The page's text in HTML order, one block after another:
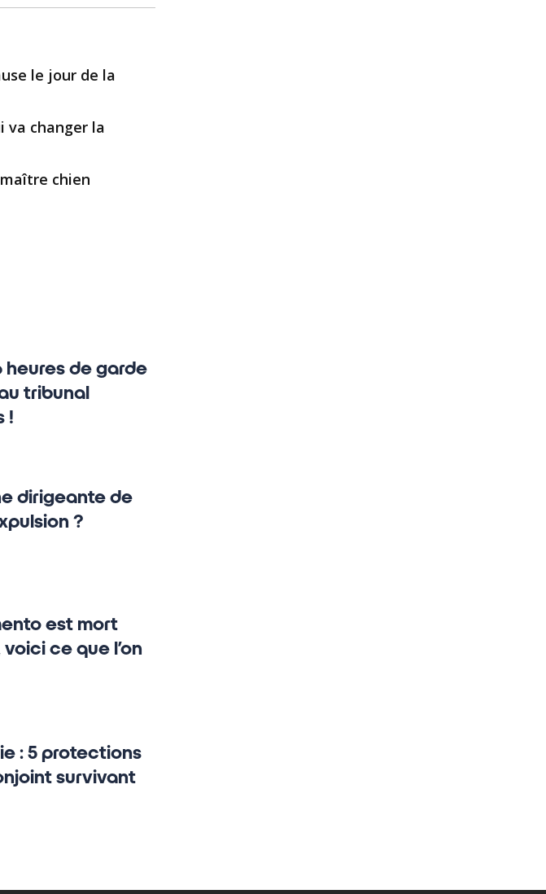
le jour de la
va changer la
chien
heures de garde
tribunal
!
dirigeante de
?
est mort
ce que l’on
: 5 protections
survivant